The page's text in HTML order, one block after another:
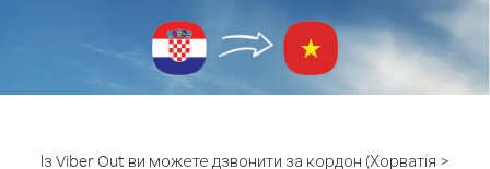
Із Viber Out ви можете дзвонити за кордон (Хорватія >